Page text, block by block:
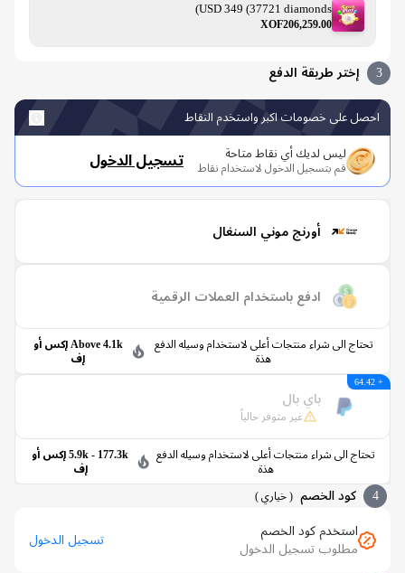
USD 349 (37721 diamonds)
XOF206,259.00
إختر طريقة الدفع
على خصومات اكبر واستخدم النقاط
ليس لديك أي نقاط متاحة
قم بتسجيل الدخول لاستخدام نقاط تسجيل الدخول
أورنج موني السنغال
ادفع باستخدام العملات الرقمية
الى شراء منتجات أعلى لاستخدام وسيله الدفع
Above 4.1k إكس أو
باي بال
غير متوفر حالياً
الى شراء منتجات أعلى لاستخدام وسيله الدفع
5.9k - 177.3k إكس أو
كود الخصم (خياري )
استخدم كود الخصم
مطلوب تسجيل الدخول
تسجيل الدخول